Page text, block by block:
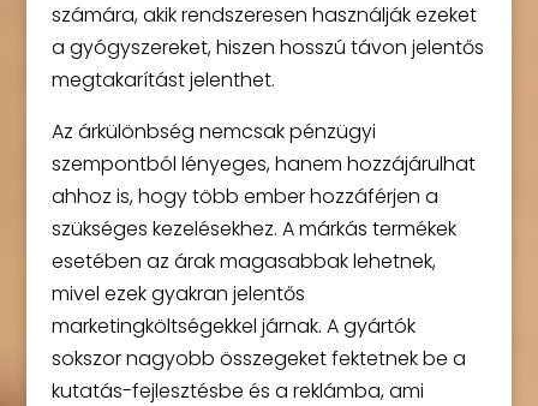
számára, akik rendszeresen használják ezeket
a gyógyszereket, hiszen hosszú távon jelentős
megtakarítást jelenthet.
Az árkülönbség nemcsak pénzügyi
szempontból lényeges, hanem hozzájárulhat
ahhoz is, hogy több ember hozzáférjen a
szükséges kezelésekhez. A márkás termékek
esetében az árak magasabbak lehetnek,
mivel ezek gyakran jelentős
marketingköltségekkel járnak. A gyártók
sokszor nagyobb összegeket fektetnek be a
kutatás-fejlesztésbe és a reklámba, ami